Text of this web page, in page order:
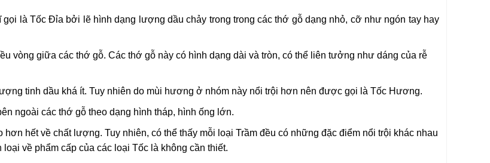
là Tốc Đỉa bởi lẽ hình dạng lượng dầu chảy trong trong các thớ gỗ dạng nhỏ, cỡ như ngón tay hay
vòng giữa các thớ gỗ. Các thớ gỗ này có hình dạng dài và tròn, có thể liên tưởng như dáng của rễ
tinh dầu khá ít. Tuy nhiên do mùi hương ở nhóm này nổi trội hơn nên được gọi là Tốc Hương.
ngoài các thớ gỗ theo dạng hình tháp, hình ống lớn.
hết về chất lượng. Tuy nhiên, có thể thấy mỗi loại Trầm đều có những đặc điểm nổi trội khác nhau
về phẩm cấp của các loại Tốc là không cần thiết.